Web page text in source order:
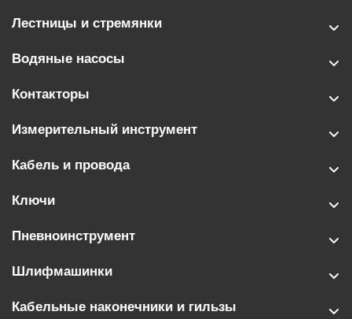
Лестницы и стремянки
Водяные насосы
Контакторы
Измерительный инструмент
Кабель и провода
Ключи
Пневноинструмент
Шлифмашинки
Кабельные наконечники и гильзы